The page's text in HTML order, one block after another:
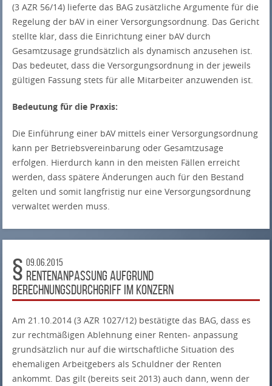
(3 AZR 56/14) lieferte das BAG zusätzliche Argumente für die
Regelung der bAV in einer Versorgungsordnung. Das Gericht
stellte klar, dass die Einrichtung einer bAV durch
Gesamtzusage grundsätzlich als dynamisch anzusehen ist.
Das bedeutet, dass die Versorgungsordnung in der jeweils
gültigen Fassung stets für alle Mitarbeiter anzuwenden ist.
Bedeutung für die Praxis:
Die Einführung einer bAV mittels einer Versorgungsordnung
kann per Betriebsvereinbarung oder Gesamtzusage
erfolgen. Hierdurch kann in den meisten Fällen erreicht
werden, dass spätere Änderungen auch für den Bestand
gelten und somit langfristig nur eine Versorgungsordnung
verwaltet werden muss.
09.06.2015
Rentenanpassung aufgrund
Berechnungsdurchgriff im Konzern
Am 21.10.2014 (3 AZR 1027/12) bestätigte das BAG, dass es
zur rechtmäßigen Ablehnung einer Renten- anpassung
grundsätzlich nur auf die wirtschaftliche Situation des
ehemaligen Arbeitgebers als Schuldner der Renten
ankommt. Das gilt (bereits seit 2013) auch dann, wenn der